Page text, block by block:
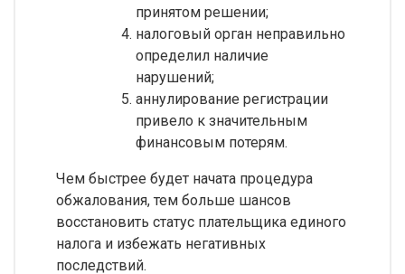
принятом решении;
налоговый орган неправильно
определил наличие
нарушений;
аннулирование регистрации
привело к значительным
финансовым потерям.
Чем быстрее будет начата процедура
обжалования, тем больше шансов
восстановить статус плательщика единого
налога и избежать негативных
последствий.